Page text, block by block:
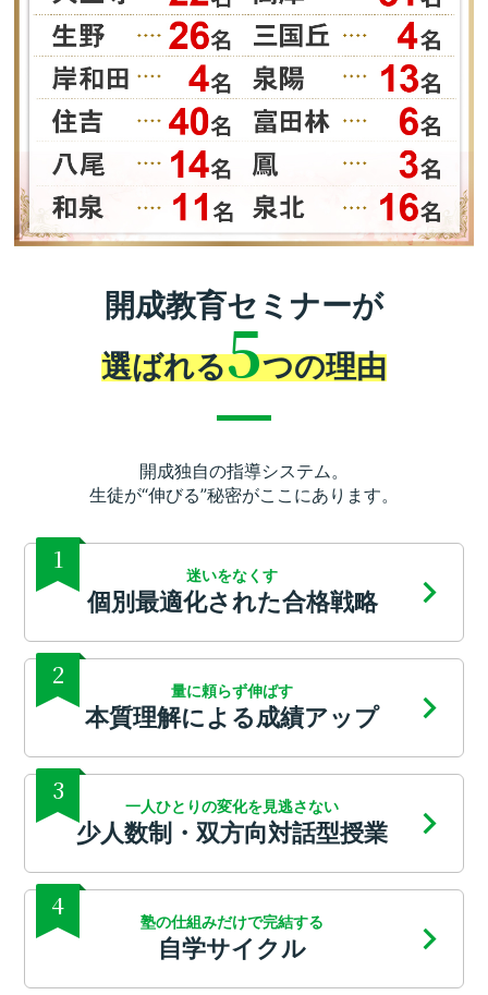
開成教育セミナーが
選ばれる5つの理由
開成独自の指導システム。
生徒が“伸びる”秘密がここにあります。
1
迷いをなくす
個別最適化された合格戦略
2
量に頼らず伸ばす
本質理解による成績アップ
3
一人ひとりの変化を見逃さない
少人数制・双方向対話型授業
4
塾の仕組みだけで完結する
自学サイクル